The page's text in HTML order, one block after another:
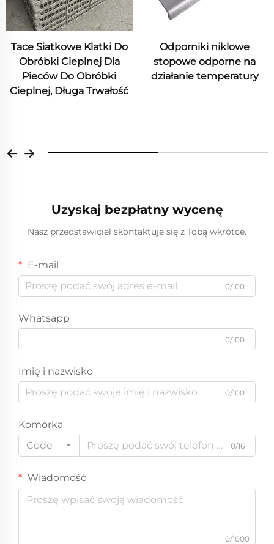
Tace Siatkowe Klatki Do
Obróbki Cieplnej Dla
Pieców Do Obróbki
Cieplnej, Długa Trwałość
Odporniki niklowe
stopowe odporne na
działanie temperatury
Uzyskaj bezpłatny wycenę
Nasz przedstawiciel skontaktuje się z Tobą wkrótce.
E-mail
0/100
Whatsapp
0/100
Imię i nazwisko
0/100
Komórka
Code
0/16
Wiadomość
0/1000